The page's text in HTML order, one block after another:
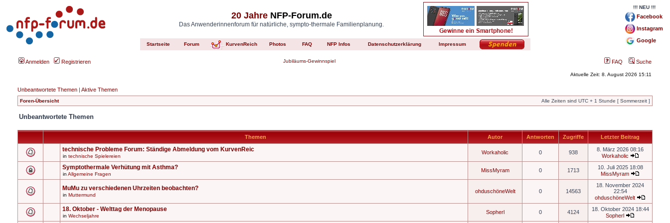
20 JahreNFP-Forum.de
Das Anwenderinnenforum für natürliche, sympto-thermale Familienplanung.
Startseite Forum KurvenReich Photos FAQ NFP Infos Datenschutzerklärung Impressum
!!! NEU !!!
Facebook
Instagram
Google
Anmelden Registrieren Jubiläums-Gewinnspiel FAQ Suche
Aktuelle Zeit: 8. August 2026 15:11
Unbeantwortete Themen | Aktive Themen
Foren-Übersicht Alle Zeiten sind UTC + 1 Stunde [ Sommerzeit ]
Unbeantwortete Themen
Themen Autor Antworten Zugriffe Letzter Beitrag
technische Probleme Forum: Ständige Abmeldung vom KurvenReic
in technische Spielereien
Workaholic 0 938
8. März 2026 08:16
Workaholic
Symptothermale Verhütung mit Asthma?
in Allgemeine Fragen
MissMyram 0 1713
10. Juli 2025 18:08
MissMyram
MuMu zu verschiedenen Uhrzeiten beobachten?
in Muttermund
ohduschöneWelt 0 14563
18. November 2024
22:54
ohduschöneWelt
18. Oktober - Welttag der Menopause
in Wechseljahre
Sopherl 0 4124
18. Oktober 2024 18:44
Sopherl